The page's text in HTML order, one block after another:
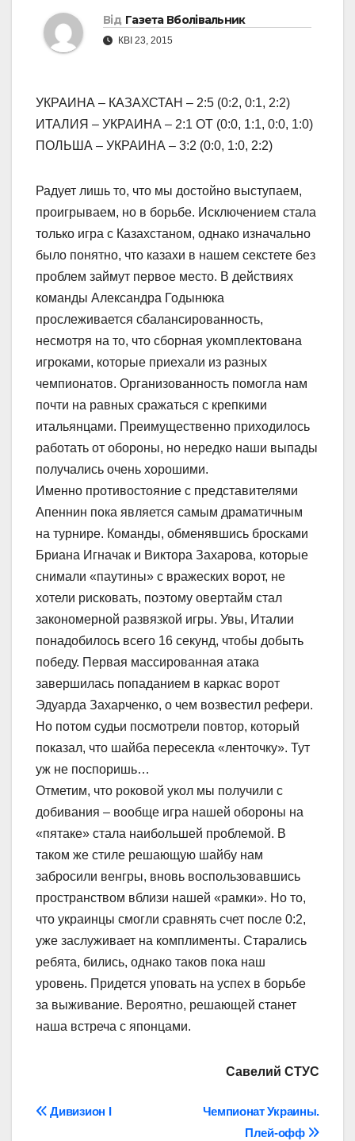
Від Газета Вболівальник
КВІ 23, 2015
УКРАИНА – КАЗАХСТАН – 2:5 (0:2, 0:1, 2:2)
ИТАЛИЯ – УКРАИНА – 2:1 ОТ (0:0, 1:1, 0:0, 1:0)
ПОЛЬША – УКРАИНА – 3:2 (0:0, 1:0, 2:2)
Радует лишь то, что мы достойно выступаем,
проигрываем, но в борьбе. Исключением стала
только игра с Казахстаном, однако изначально
было понятно, что казахи в нашем секстете без
проблем займут первое место. В действиях
команды Александра Годынюка
прослеживается сбалансированность,
несмотря на то, что сборная укомплектована
игроками, которые приехали из разных
чемпионатов. Организованность помогла нам
почти на равных сражаться с крепкими
итальянцами. Преимущественно приходилось
работать от обороны, но нередко наши выпады
получались очень хорошими.
Именно противостояние с представителями
Апеннин пока является самым драматичным
на турнире. Команды, обменявшись бросками
Бриана Игначак и Виктора Захарова, которые
снимали «паутины» с вражеских ворот, не
хотели рисковать, поэтому овертайм стал
закономерной развязкой игры. Увы, Италии
понадобилось всего 16 секунд, чтобы добыть
победу. Первая массированная атака
завершилась попаданием в каркас ворот
Эдуарда Захарченко, о чем возвестил рефери.
Но потом судьи посмотрели повтор, который
показал, что шайба пересекла «ленточку». Тут
уж не поспоришь…
Отметим, что роковой укол мы получили с
добивания – вообще игра нашей обороны на
«пятаке» стала наибольшей проблемой. В
таком же стиле решающую шайбу нам
забросили венгры, вновь воспользовавшись
пространством вблизи нашей «рамки». Но то,
что украинцы смогли сравнять счет после 0:2,
уже заслуживает на комплименты. Старались
ребята, бились, однако таков пока наш
уровень. Придется уповать на успех в борьбе
за выживание. Вероятно, решающей станет
наша встреча с японцами.
Савелий СТУС
Навігація
Чемпионат Украины.
Плей-офф
Дивизион I